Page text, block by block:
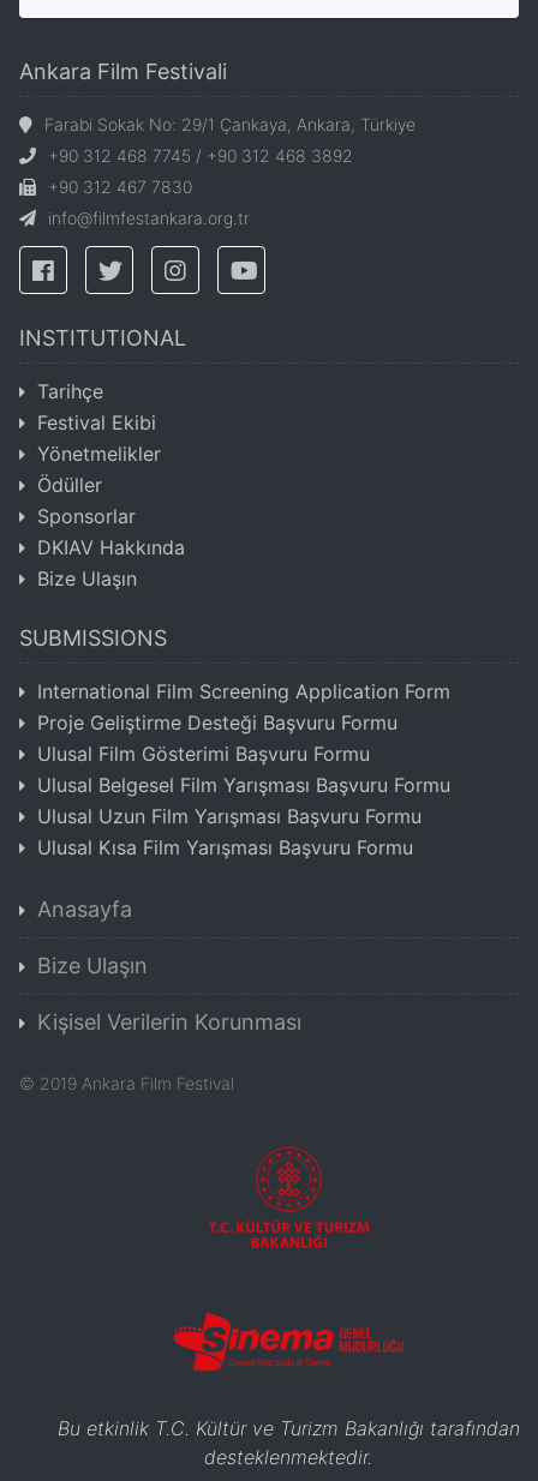
Ankara Film Festivali
Farabi Sokak No: 29/1 Çankaya, Ankara, Türkiye
+90 312 468 7745 / +90 312 468 3892
+90 312 467 7830
info@filmfestankara.org.tr
INSTITUTIONAL
Tarihçe
Festival Ekibi
Yönetmelikler
Ödüller
Sponsorlar
DKIAV Hakkında
Bize Ulaşın
SUBMISSIONS
International Film Screening Application Form
Proje Geliştirme Desteği Başvuru Formu
Ulusal Film Gösterimi Başvuru Formu
Ulusal Belgesel Film Yarışması Başvuru Formu
Ulusal Uzun Film Yarışması Başvuru Formu
Ulusal Kısa Film Yarışması Başvuru Formu
Anasayfa
Bize Ulaşın
Kişisel Verilerin Korunması
© 2019 Ankara Film Festival
Bu etkinlik T.C. Kültür ve Turizm Bakanlığı tarafından
desteklenmektedir.